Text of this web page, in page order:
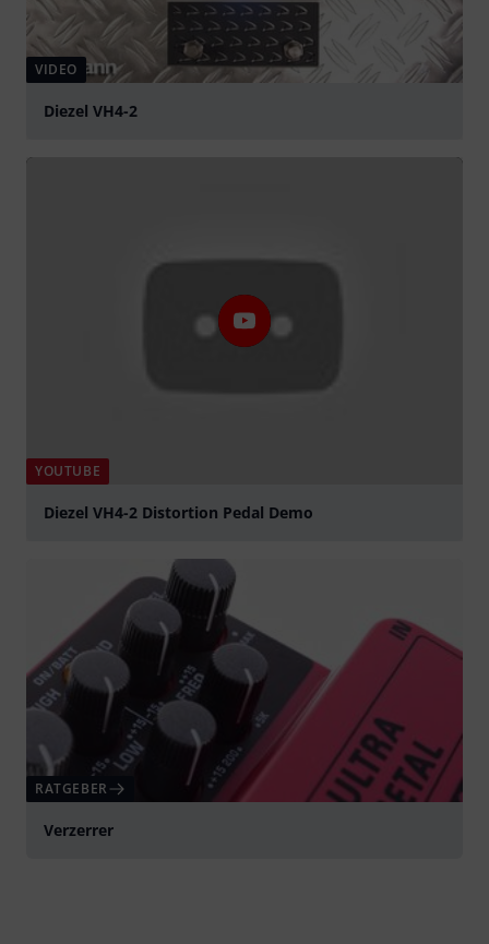
VIDEO
Diezel VH4-2
YOUTUBE
Diezel VH4-2 Distortion Pedal Demo
RATGEBER
Verzerrer